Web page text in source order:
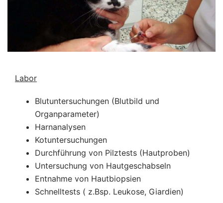
Labor
Blutuntersuchungen (Blutbild und
Organparameter)
Harnanalysen
Kotuntersuchungen
Durchführung von Pilztests (Hautproben)
Untersuchung von Hautgeschabseln
Entnahme von Hautbiopsien
Schnelltests ( z.Bsp. Leukose, Giardien)